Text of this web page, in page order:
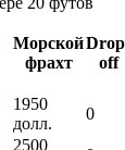
Морской
фрахт
off
1950
долл.
0
2500